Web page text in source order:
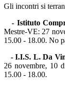
Gli incontri si
- Istituto
Mestre-VE: 27
15.00 - 18.00. No
- I.I.S. L. Da
26 novembre, 10
15.00 - 18.00.